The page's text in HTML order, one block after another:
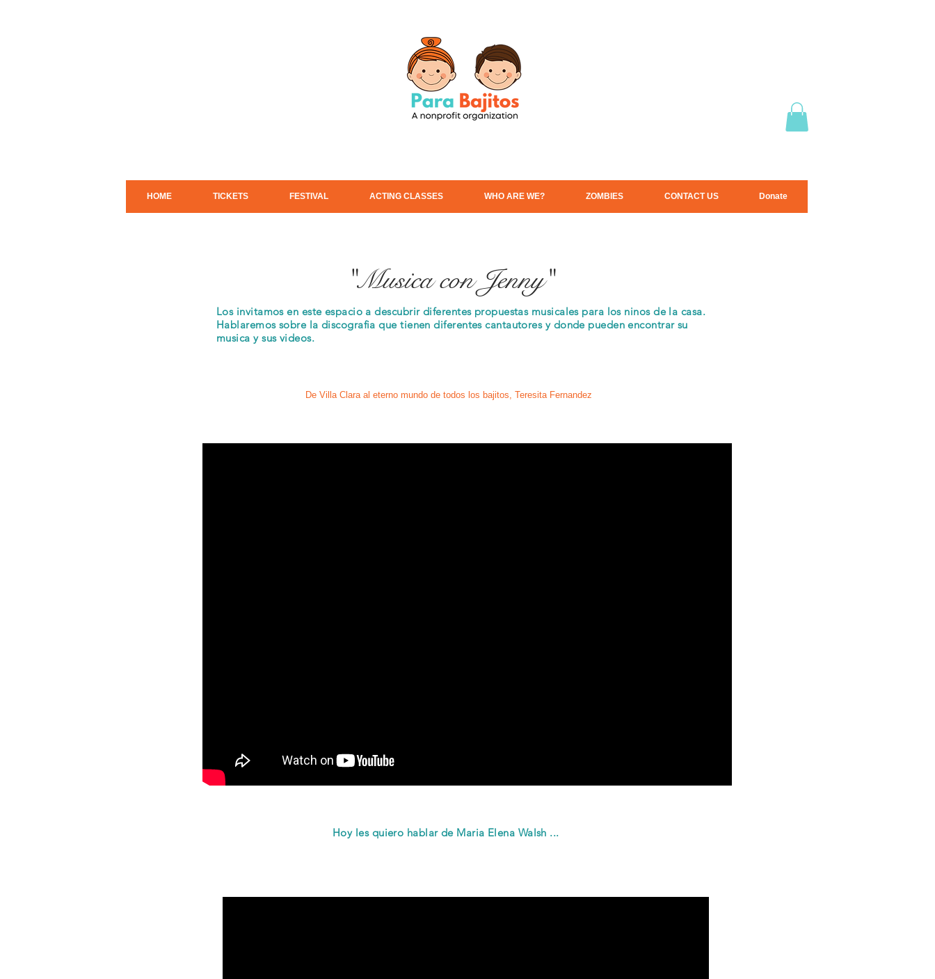
HOME TICKETS FESTIVAL ACTING CLASSES WHO ARE WE? ZOMBIES CONTACT US Donate
"Musica con Jenny"
Los invitamos en este espacio a descubrir diferentes propuestas musicales para los ninos de la casa.
Hablaremos sobre la discografia que tienen diferentes cantautores y donde pueden encontrar su
musica y sus videos.
De Villa Clara al eterno mundo de todos los bajitos, Teresita Fernandez
Hoy les quiero hablar de Maria Elena Walsh ...